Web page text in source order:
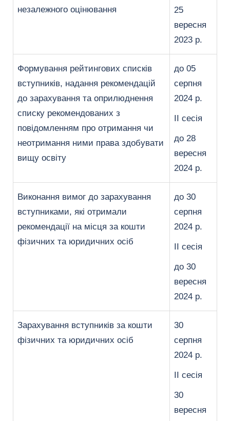
незалежного оцінювання
25
вересня
2023 р.
Формування рейтингових списків
вступників, надання рекомендацій
до зарахування та оприлюднення
списку рекомендованих з
повідомленням про отримання чи
неотримання ними права здобувати
вищу освіту
до 05
серпня
2024 р.
ІІ сесія
до 28
вересня
2024 р.
Виконання вимог до зарахування
вступниками, які отримали
рекомендації на місця за кошти
фізичних та юридичних осіб
до 30
серпня
2024 р.
ІІ сесія
до 30
вересня
2024 р.
Зарахування вступників за кошти
фізичних та юридичних осіб
30
серпня
2024 р.
ІІ сесія
30
вересня